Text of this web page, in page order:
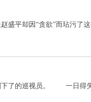
平却因“贪欲”而玷污了
下了的巡视员。 一日得